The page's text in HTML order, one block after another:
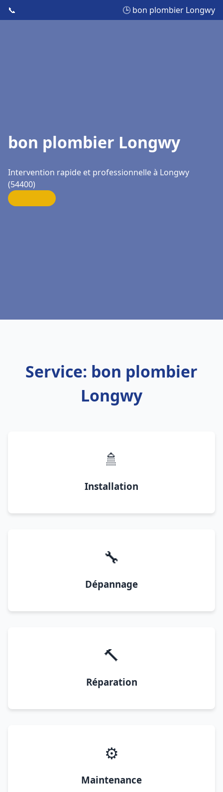
📞 🕒 bon plombier Longwy
bon plombier Longwy
Intervention rapide et professionnelle à Longwy
(54400)
Service: bon plombier
Longwy
🚿
Installation
🔧
Dépannage
🔨
Réparation
⚙️
Maintenance